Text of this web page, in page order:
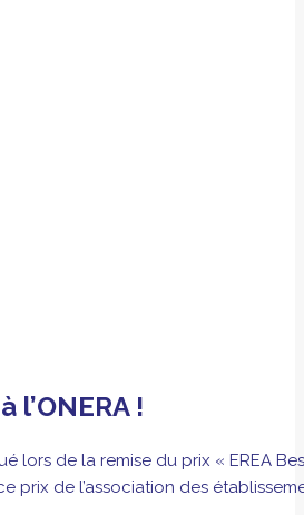
l’ONERA !
lors de la remise du prix «
prix de l’association des